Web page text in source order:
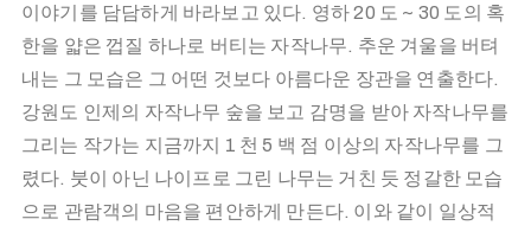
이야기를 담담하게 바라보고 있다. 영하 20 도 ~ 30 도의 혹
한을 얇은 껍질 하나로 버티는 자작나무. 추운 겨울을 버텨
내는 그 모습은 그 어떤 것보다 아름다운 장관을 연출한다.
강원도 인제의 자작나무 숲을 보고 감명을 받아 자작나무를
그리는 작가는 지금까지 1 천 5 백 점 이상의 자작나무를 그
렸다. 붓이 아닌 나이프로 그린 나무는 거친 듯 정갈한 모습
으로 관람객의 마음을 편안하게 만든다. 이와 같이 일상적